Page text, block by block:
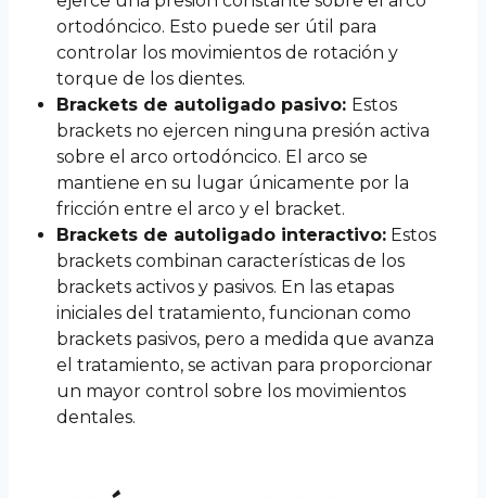
ortodóncico. Esto puede ser útil para
controlar los movimientos de rotación y
torque de los dientes.
Brackets de autoligado pasivo: Estos
brackets no ejercen ninguna presión activa
sobre el arco ortodóncico. El arco se
mantiene en su lugar únicamente por la
fricción entre el arco y el bracket.
Brackets de autoligado interactivo: Estos
brackets combinan características de los
brackets activos y pasivos. En las etapas
iniciales del tratamiento, funcionan como
brackets pasivos, pero a medida que avanza
el tratamiento, se activan para proporcionar
un mayor control sobre los movimientos
dentales.